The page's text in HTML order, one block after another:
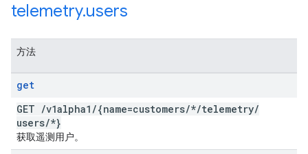
telemetry.users
方法
get
GET /v1alpha1 /{name=customers/*/telemetry/
users/*}
获取遥测用户。